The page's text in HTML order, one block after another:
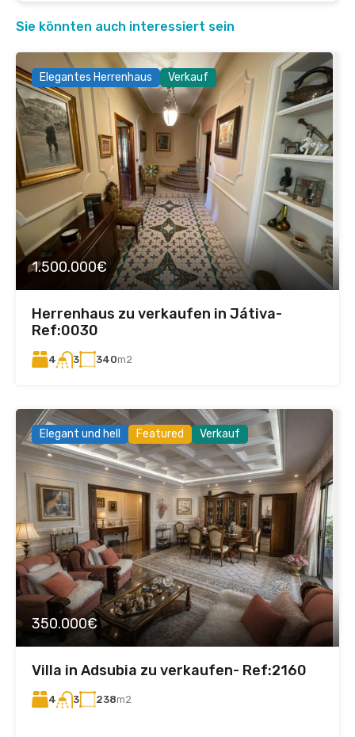
Sie könnten auch interessiert sein
Elegantes Herrenhaus Verkauf
1.500.000€
Herrenhaus zu verkaufen in Játiva-
Ref:0030
4 3 340m2
Elegant und hell Featured Verkauf
350.000€
Villa in Adsubia zu verkaufen- Ref:2160
4 3 238m2